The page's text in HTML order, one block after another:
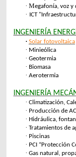
· Megafonía, voz y
· ICT
INGENIERÍA
· Solar fotovoltaica
· Minieólica
· Geotermia
· Biomasa
· Aerotermia
INGENIERÍA
· Climatización,
· Producción de
· Hidráulica,
· Tratamientos de
· Piscinas
· PCI “Protección
· Gas natural,